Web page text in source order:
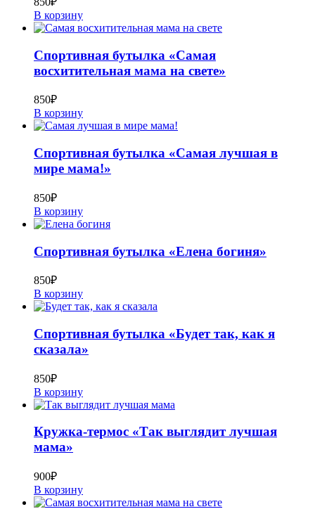
В корзину
Спортивная бутылка «Самая
восхитительная мама на свете»
850₽
В корзину
Спортивная бутылка «Самая лучшая в
мире мама!»
850₽
В корзину
Спортивная бутылка «Елена богиня»
850₽
В корзину
Спортивная бутылка «Будет так, как я
сказала»
850₽
В корзину
Кружка-термос «Так выглядит лучшая
мама»
900₽
В корзину